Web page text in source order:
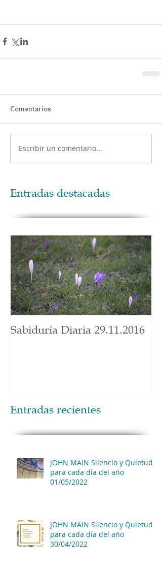
Comentarios
Escribir un comentario...
Entradas destacadas
Sabiduría Diaria 29.11.2016
Entradas recientes
JOHN MAIN Silencio y Quietud
para cada día del año
01/05/2022
JOHN MAIN Silencio y Quietud
para cada día del año
30/04/2022